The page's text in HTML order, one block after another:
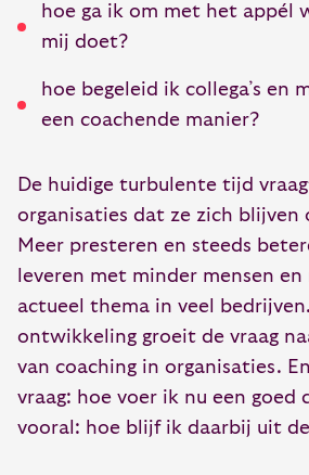
hoe ga ik om met het appél
mij doet?
hoe begeleid ik collega’s en
een coachende manier?
De huidige turbulente tijd
organisaties dat ze zich blijven
Meer presteren en steeds
leveren met minder mensen
actueel thema in veel
ontwikkeling groeit de vraag
van coaching in organisaties.
vraag: hoe voer ik nu een goed
vooral: hoe blijf ik daarbij uit